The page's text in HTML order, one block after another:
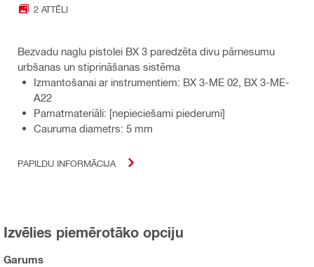
2 ATTĒLI
Bezvadu naglu pistolei BX 3 paredzēta divu pārnesumu
urbšanas un stiprināšanas sistēma
Izmantošanai ar instrumentiem: BX 3-ME 02, BX 3-ME-
A22
Pamatmateriāli: [nepieciešami piederumi]
Cauruma diametrs: 5 mm
PAPILDU INFORMĀCIJA
Izvēlies piemērotāko opciju
Garums